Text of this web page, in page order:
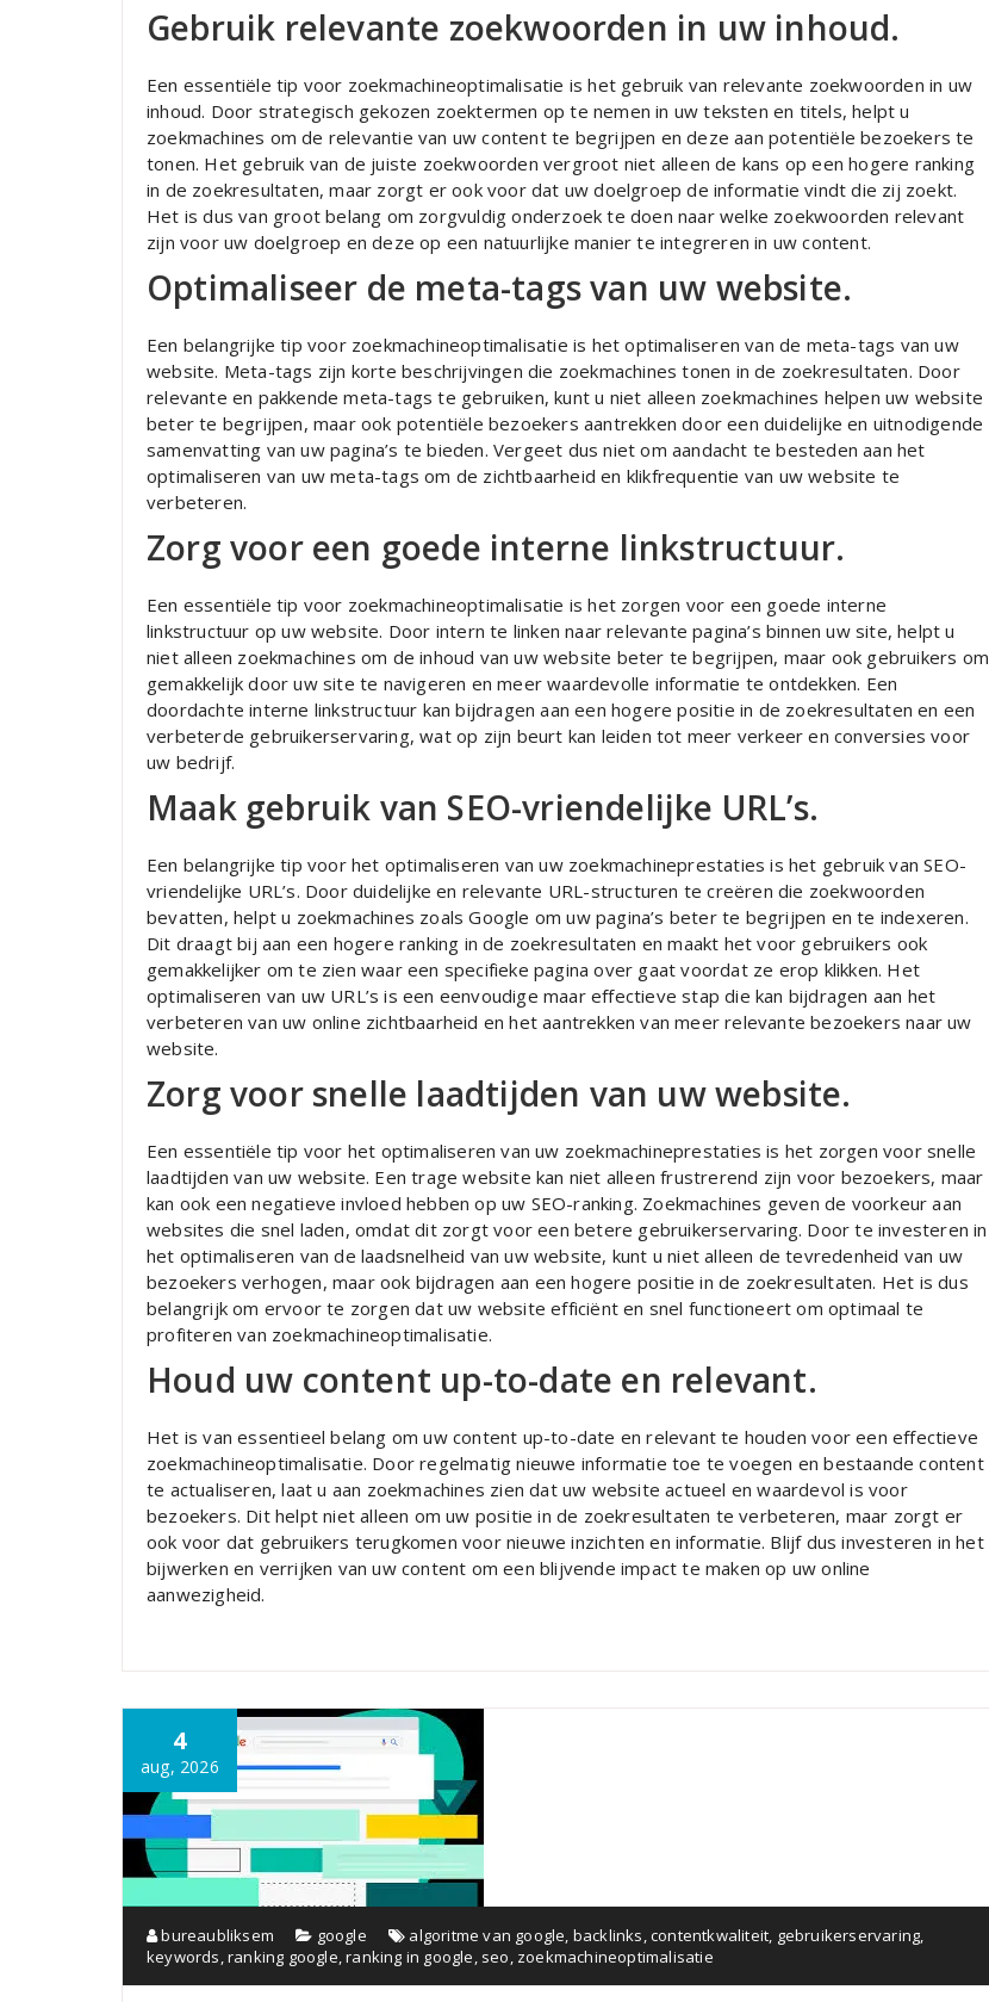
Gebruik relevante zoekwoorden in uw inhoud.
Een essentiële tip voor zoekmachineoptimalisatie is het gebruik van relevante zoekwoorden in uw
inhoud. Door strategisch gekozen zoektermen op te nemen in uw teksten en titels, helpt u
zoekmachines om de relevantie van uw content te begrijpen en deze aan potentiële bezoekers te
tonen. Het gebruik van de juiste zoekwoorden vergroot niet alleen de kans op een hogere ranking
in de zoekresultaten, maar zorgt er ook voor dat uw doelgroep de informatie vindt die zij zoekt.
Het is dus van groot belang om zorgvuldig onderzoek te doen naar welke zoekwoorden relevant
zijn voor uw doelgroep en deze op een natuurlijke manier te integreren in uw content.
Optimaliseer de meta-tags van uw website.
Een belangrijke tip voor zoekmachineoptimalisatie is het optimaliseren van de meta-tags van uw
website. Meta-tags zijn korte beschrijvingen die zoekmachines tonen in de zoekresultaten. Door
relevante en pakkende meta-tags te gebruiken, kunt u niet alleen zoekmachines helpen uw website
beter te begrijpen, maar ook potentiële bezoekers aantrekken door een duidelijke en uitnodigende
samenvatting van uw pagina’s te bieden. Vergeet dus niet om aandacht te besteden aan het
optimaliseren van uw meta-tags om de zichtbaarheid en klikfrequentie van uw website te
verbeteren.
Zorg voor een goede interne linkstructuur.
Een essentiële tip voor zoekmachineoptimalisatie is het zorgen voor een goede interne
linkstructuur op uw website. Door intern te linken naar relevante pagina’s binnen uw site, helpt u
niet alleen zoekmachines om de inhoud van uw website beter te begrijpen, maar ook gebruikers om
gemakkelijk door uw site te navigeren en meer waardevolle informatie te ontdekken. Een
doordachte interne linkstructuur kan bijdragen aan een hogere positie in de zoekresultaten en een
verbeterde gebruikerservaring, wat op zijn beurt kan leiden tot meer verkeer en conversies voor
uw bedrijf.
Maak gebruik van SEO-vriendelijke URL’s.
Een belangrijke tip voor het optimaliseren van uw zoekmachineprestaties is het gebruik van SEO-
vriendelijke URL’s. Door duidelijke en relevante URL-structuren te creëren die zoekwoorden
bevatten, helpt u zoekmachines zoals Google om uw pagina’s beter te begrijpen en te indexeren.
Dit draagt bij aan een hogere ranking in de zoekresultaten en maakt het voor gebruikers ook
gemakkelijker om te zien waar een specifieke pagina over gaat voordat ze erop klikken. Het
optimaliseren van uw URL’s is een eenvoudige maar effectieve stap die kan bijdragen aan het
verbeteren van uw online zichtbaarheid en het aantrekken van meer relevante bezoekers naar uw
website.
Zorg voor snelle laadtijden van uw website.
Een essentiële tip voor het optimaliseren van uw zoekmachineprestaties is het zorgen voor snelle
laadtijden van uw website. Een trage website kan niet alleen frustrerend zijn voor bezoekers, maar
kan ook een negatieve invloed hebben op uw SEO-ranking. Zoekmachines geven de voorkeur aan
websites die snel laden, omdat dit zorgt voor een betere gebruikerservaring. Door te investeren in
het optimaliseren van de laadsnelheid van uw website, kunt u niet alleen de tevredenheid van uw
bezoekers verhogen, maar ook bijdragen aan een hogere positie in de zoekresultaten. Het is dus
belangrijk om ervoor te zorgen dat uw website efficiënt en snel functioneert om optimaal te
profiteren van zoekmachineoptimalisatie.
Houd uw content up-to-date en relevant.
Het is van essentieel belang om uw content up-to-date en relevant te houden voor een effectieve
zoekmachineoptimalisatie. Door regelmatig nieuwe informatie toe te voegen en bestaande content
te actualiseren, laat u aan zoekmachines zien dat uw website actueel en waardevol is voor
bezoekers. Dit helpt niet alleen om uw positie in de zoekresultaten te verbeteren, maar zorgt er
ook voor dat gebruikers terugkomen voor nieuwe inzichten en informatie. Blijf dus investeren in het
bijwerken en verrijken van uw content om een blijvende impact te maken op uw online
aanwezigheid.
4
aug, 2026
bureaubliksem google algoritme van google, backlinks,contentkwaliteit, gebruikerservaring,
keywords,ranking google,ranking in google, seo, zoekmachineoptimalisatie